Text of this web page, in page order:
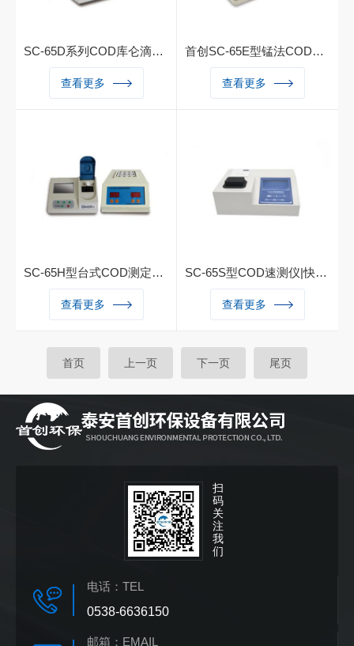
SC-65D系列COD库仑滴定法测定仪|COD速测仪
一、产品简介：首创SC-65D
型化学耗氧量测定仪采用重铬
剂，电解产生滴定剂，滴定剩
余的氧化剂，测量滴定过程中
消耗的电量，根据法拉第定
查看更多
首创SC-65E型锰法COD快速测定仪
一、产品简介：COD快速测
定仪化学需氧量测定仪快速C
业现场或实验室检测、污水处
理、大专院校、科研单位
查看更多
SC-65H型台式COD测定仪|COD检测仪（智能型）
一、产品说明：该产品将经典
的比色法与先进的计算机技术
比色检测原理取代传统的目视
量分辨率大大提高
查看更多
SC-65S型COD速测仪|快速测定仪|快速检测仪
一、产品介绍：化学耗氧量
（COD）是指在一定的条件
评价水体中污染物质相对含量
的一项重要综合指标，也是对
河流、工业污水监控以及污水
查看更多
首页 上一页 下一页 尾页
扫
码
关
注
我
们
电话： TEL
0538-6636150
邮箱： EMAIL